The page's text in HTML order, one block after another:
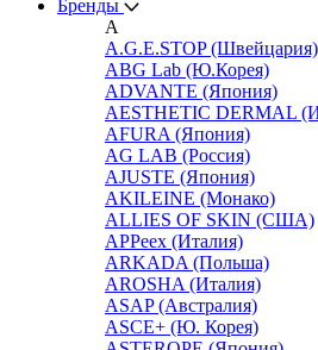
Бренды
A
A.G.E.STOP (Швейцария)
ABG Lab (Ю.Корея)
ADVANTE (Япония)
AESTHETIC DERMAL
AFURA (Япония)
AG LAB (Россия)
AJUSTE (Япония)
AKILEINE (Монако)
ALLIES OF SKIN (США)
APPeex (Италия)
ARKADA (Польша)
AROSHA (Италия)
ASAP (Австралия)
ASCE+ (Ю. Корея)